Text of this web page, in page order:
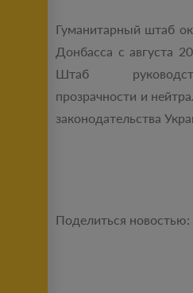
Гуманитарный штаб
Донбасса с августа
Штаб
прозрачности и
законодательства
Поделиться новостью: